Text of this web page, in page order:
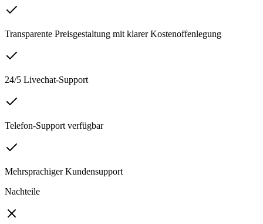
Transparente Preisgestaltung mit klarer Kostenoffenlegung
24/5 Livechat-Support
Telefon-Support verfügbar
Mehrsprachiger Kundensupport
Nachteile